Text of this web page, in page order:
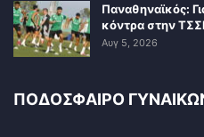
Παναθηναϊκός:
κόντρα στην
Αυγ 5, 2026
ΠΟΔΟΣΦΑΙΡΟ